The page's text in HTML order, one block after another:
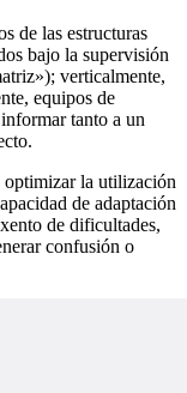
de las estructuras
bajo la supervisión
verticalmente,
equipos de
tanto a un
la utilización
de adaptación
de dificultades,
confusión o